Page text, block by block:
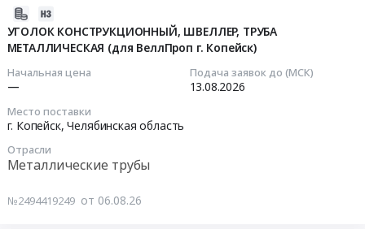
УГОЛОК КОНСТРУКЦИОННЫЙ, ШВЕЛЛЕР, ТРУБА
МЕТАЛЛИЧЕСКАЯ (для ВеллПроп г. Копейск)
Начальная цена
—
Подача заявок до (МСК)
13.08.2026
Место поставки
г. Копейск,Челябинская область
Отрасли
Металлические трубы
№2494419249 от 06.08.26